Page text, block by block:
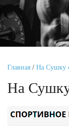
Главная / На Сушку
На